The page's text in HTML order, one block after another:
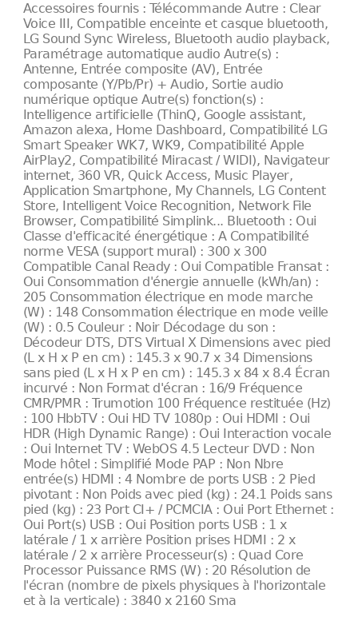
Accessoires fournis : Télécommande Autre : Clear
Voice III, Compatible enceinte et casque bluetooth,
LG Sound Sync Wireless, Bluetooth audio playback,
Paramétrage automatique audio Autre(s) :
Antenne, Entrée composite (AV), Entrée
composante (Y/Pb/Pr) + Audio, Sortie audio
numérique optique Autre(s) fonction(s) :
Intelligence artificielle (ThinQ, Google assistant,
Amazon alexa, Home Dashboard, Compatibilité LG
Smart Speaker WK7, WK9, Compatibilité Apple
AirPlay2, Compatibilité Miracast / WIDI), Navigateur
internet, 360 VR, Quick Access, Music Player,
Application Smartphone, My Channels, LG Content
Store, Intelligent Voice Recognition, Network File
Browser, Compatibilité Simplink... Bluetooth : Oui
Classe d'efficacité énergétique : A Compatibilité
norme VESA (support mural) : 300 x 300
Compatible Canal Ready : Oui Compatible Fransat :
Oui Consommation d'énergie annuelle (kWh/an) :
205 Consommation électrique en mode marche
(W) : 148 Consommation électrique en mode veille
(W) : 0.5 Couleur : Noir Décodage du son :
Décodeur DTS, DTS Virtual X Dimensions avec pied
(L x H x P en cm) : 145.3 x 90.7 x 34 Dimensions
sans pied (L x H x P en cm) : 145.3 x 84 x 8.4 Écran
incurvé : Non Format d'écran : 16/9 Fréquence
CMR/PMR : Trumotion 100 Fréquence restituée (Hz)
: 100 HbbTV : Oui HD TV 1080p : Oui HDMI : Oui
HDR (High Dynamic Range) : Oui Interaction vocale
: Oui Internet TV : WebOS 4.5 Lecteur DVD : Non
Mode hôtel : Simplifié Mode PAP : Non Nbre
entrée(s) HDMI : 4 Nombre de ports USB : 2 Pied
pivotant : Non Poids avec pied (kg) : 24.1 Poids sans
pied (kg) : 23 Port CI+ / PCMCIA : Oui Port Ethernet :
Oui Port(s) USB : Oui Position ports USB : 1 x
latérale / 1 x arrière Position prises HDMI : 2 x
latérale / 2 x arrière Processeur(s) : Quad Core
Processor Puissance RMS (W) : 20 Résolution de
l'écran (nombre de pixels physiques à l'horizontale
et à la verticale) : 3840 x 2160 Sma